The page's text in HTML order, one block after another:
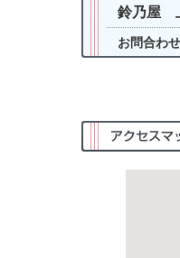
鈴乃屋
お問合わ